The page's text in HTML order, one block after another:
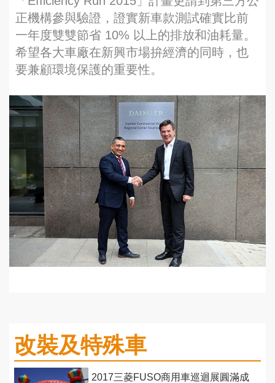
正機構參與驗證，證實新車款測試確實比前
一年度雙雙節省 10% 以上的排放和油耗量。
希望各大車廠在新興市場拚經濟的同時，也
要兼顧環境保護的重要性。
改裝及特殊車
2017三菱FUSO商用車巡迴展圓滿成